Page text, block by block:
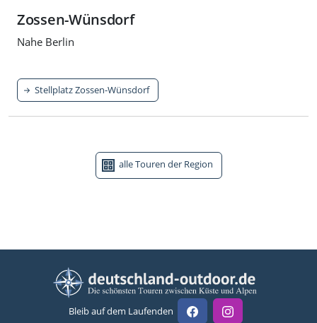
Zossen-Wünsdorf
Nahe Berlin
Stellplatz Zossen-Wünsdorf
alle Touren der Region
Bleib auf dem Laufenden